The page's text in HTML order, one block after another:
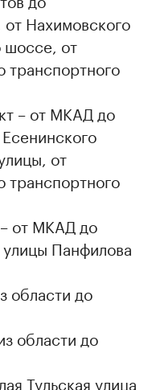
от Нахимовского
шоссе, от
– от МКАД до
от
от МКАД до
Панфилова
области до
области до
Тульская улица